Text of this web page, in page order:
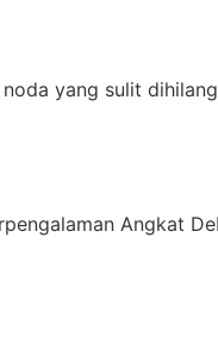
yang sulit
Angkat